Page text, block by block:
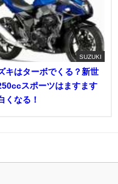
SUZUKI
キはターボでくる？新世
スポーツはますます
くなる！